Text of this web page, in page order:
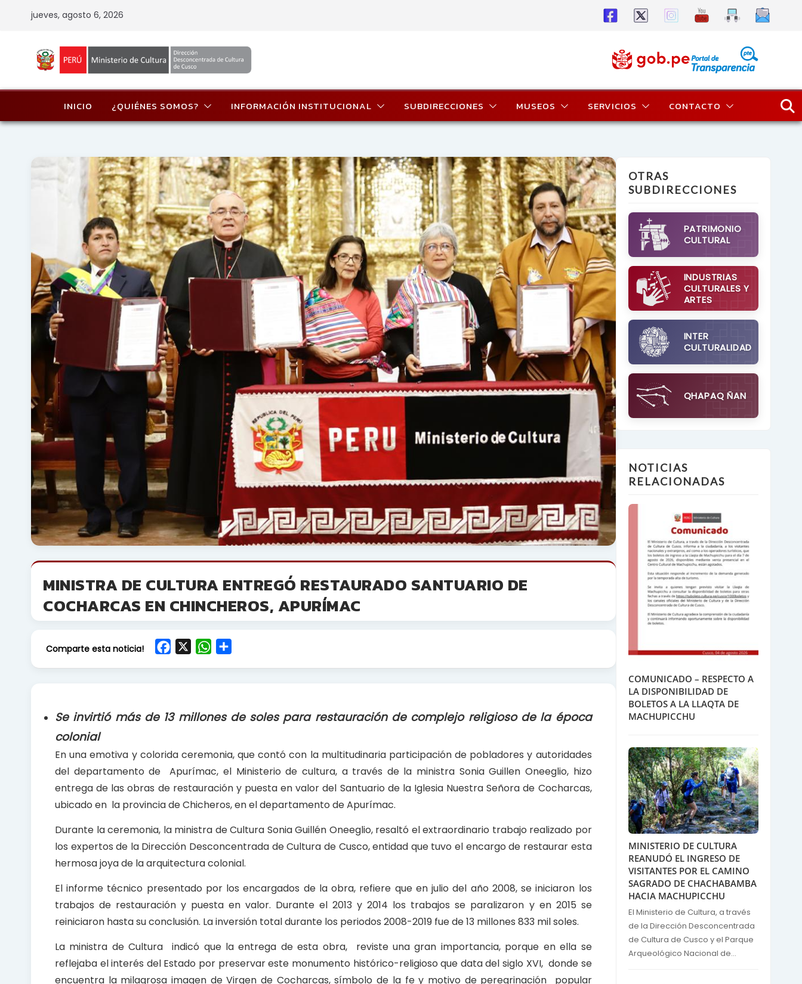
jueves, agosto 6, 2026
INICIO ¿QUIÉNES SOMOS? INFORMACIÓN INSTITUCIONAL SUBDIRECCIONES MUSEOS SERVICIOS CONTACTO
MINISTRA DE CULTURA ENTREGÓ RESTAURADO SANTUARIO DE
COCHARCAS EN CHINCHEROS, APURÍMAC
Comparte esta noticia!
o
k
W
A
p
Se invirtió más de 13 millones de soles para restauración de complejo religioso de la época
colonial
En una emotiva y colorida ceremonia, que contó con la multitudinaria participación de pobladores y autoridades
del departamento de Apurímac, el Ministerio de cultura, a través de la ministra Sonia Guillen Oneeglio, hizo
entrega de las obras de restauración y puesta en valor del Santuario de la Iglesia Nuestra Señora de Cocharcas,
ubicado en la provincia de Chicheros, en el departamento de Apurímac.
Durante la ceremonia, la ministra de Cultura Sonia Guillén Oneeglio, resaltó el extraordinario trabajo realizado por
los expertos de la Dirección Desconcentrada de Cultura de Cusco, entidad que tuvo el encargo de restaurar esta
hermosa joya de la arquitectura colonial.
El informe técnico presentado por los encargados de la obra, refiere que en julio del año 2008, se iniciaron los
trabajos de restauración y puesta en valor. Durante el 2013 y 2014 los trabajos se paralizaron y en 2015 se
reiniciaron hasta su conclusión. La inversión total durante los periodos 2008-2019 fue de 13 millones 833 mil soles.
La ministra de Cultura indicó que la entrega de esta obra, reviste una gran importancia, porque en ella se
reflejaba el interés del Estado por preservar este monumento histórico-religioso que data del siglo XVI, donde se
encuentra la milagrosa imagen de Virgen de Cocharcas, símbolo de la fe y motivo de peregrinación popular
OTRAS
SUBDIRECCIONES
PATRIMONIO
CULTURAL
INDUSTRIAS
CULTURALES Y
ARTES
INTER
CULTURALIDAD
QHAPAQ ÑAN
NOTICIAS
RELACIONADAS
COMUNICADO – RESPECTO A
LA DISPONIBILIDAD DE
BOLETOS A LA LLAQTA DE
MACHUPICCHU
MINISTERIO DE CULTURA
REANUDÓ EL INGRESO DE
VISITANTES POR EL CAMINO
SAGRADO DE CHACHABAMBA
HACIA MACHUPICCHU
El Ministerio de Cultura, a través
de la Dirección Desconcentrada
de Cultura de Cusco y el Parque
Arqueológico Nacional de...